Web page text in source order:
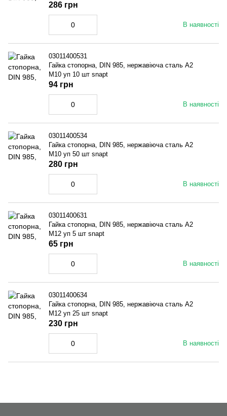
В наявності
286 грн
03011400531
Гайка стопорна, DIN 985, нержавіюча сталь A2
M10 уп 10 шт snapt
В наявності
94 грн
03011400534
Гайка стопорна, DIN 985, нержавіюча сталь A2
M10 уп 50 шт snapt
В наявності
280 грн
03011400631
Гайка стопорна, DIN 985, нержавіюча сталь A2
M12 уп 5 шт snapt
В наявності
65 грн
03011400634
Гайка стопорна, DIN 985, нержавіюча сталь A2
M12 уп 25 шт snapt
В наявності
230 грн